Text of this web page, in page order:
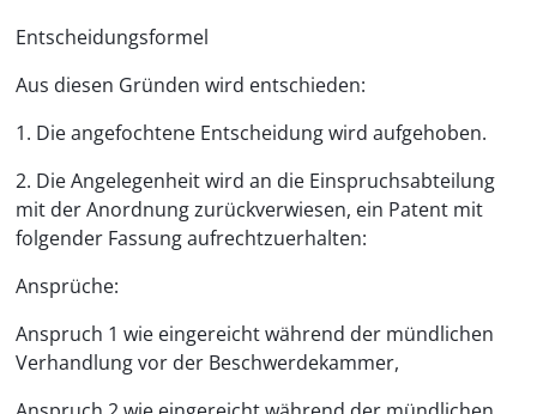
Entscheidungsformel
Aus diesen Gründen wird entschieden:
1. Die angefochtene Entscheidung wird aufgehoben.
2. Die Angelegenheit wird an die Einspruchsabteilung
mit der Anordnung zurückverwiesen, ein Patent mit
folgender Fassung aufrechtzuerhalten:
Ansprüche:
Anspruch 1 wie eingereicht während der mündlichen
Verhandlung vor der Beschwerdekammer,